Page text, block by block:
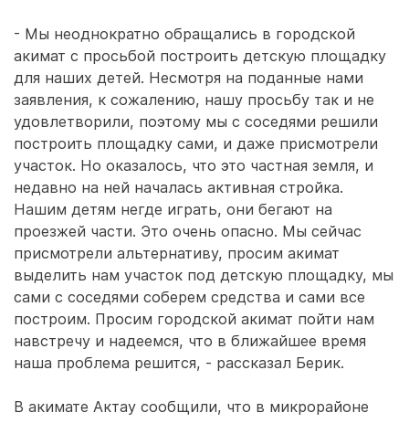
- Мы неоднократно обращались в городской
акимат с просьбой построить детскую площадку
для наших детей. Несмотря на поданные нами
заявления, к сожалению, нашу просьбу так и не
удовлетворили, поэтому мы с соседями решили
построить площадку сами, и даже присмотрели
участок. Но оказалось, что это частная земля, и
недавно на ней началась активная стройка.
Нашим детям негде играть, они бегают на
проезжей части. Это очень опасно. Мы сейчас
присмотрели альтернативу, просим акимат
выделить нам участок под детскую площадку, мы
сами с соседями соберем средства и сами все
построим. Просим городской акимат пойти нам
навстречу и надеемся, что в ближайшее время
наша проблема решится, - рассказал Берик.
В акимате Актау сообщили, что в микрорайоне